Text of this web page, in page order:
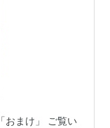
まけ」 ご覧い